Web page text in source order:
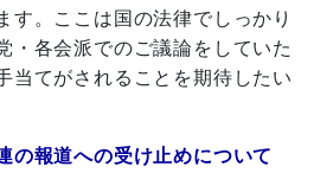
す。ここは国の法律でしっかり
・各会派でのご議論をしていた
当てがされることを期待したい
の報道への受け止めについて